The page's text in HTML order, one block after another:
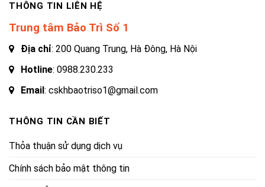
THÔNG TIN LIÊN HỆ
Trung tâm Bảo Trì Số 1
Địa chỉ: 200 Quang Trung, Hà Đông, Hà Nội
Hotline: 0988.230.233
Email: cskhbaotriso1@gmail.com
THÔNG TIN CẦN BIẾT
Thỏa thuận sử dụng dịch vụ
Chính sách bảo mật thông tin